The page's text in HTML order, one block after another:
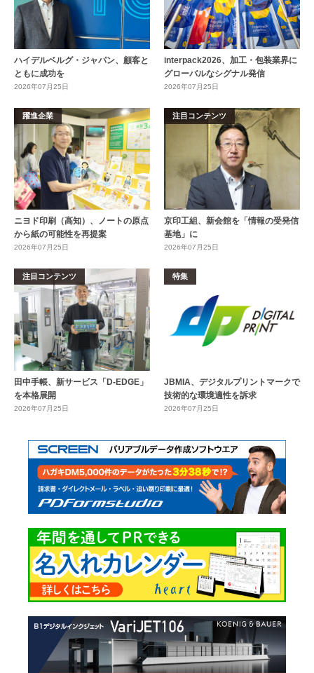
ハイデルベルグ・ジャパン、顧客と
ともに成功を
2026年07月25日
interpack2026、加工・包装業界に
グローバルなシグナル発信
2026年07月25日
躍進企業
ニヨド印刷（高知）、ノートの原点
から紙の可能性を再提案
2026年07月25日
注目コンテンツ
京印工組、新会館を「情報の受発信
基地」に
2026年07月25日
注目コンテンツ
田中手帳、新サービス「D-EDGE」
を本格展開
2026年07月25日
特集
JBMIA、デジタルプリントマークで
技術的な環境適性を訴求
2026年07月25日